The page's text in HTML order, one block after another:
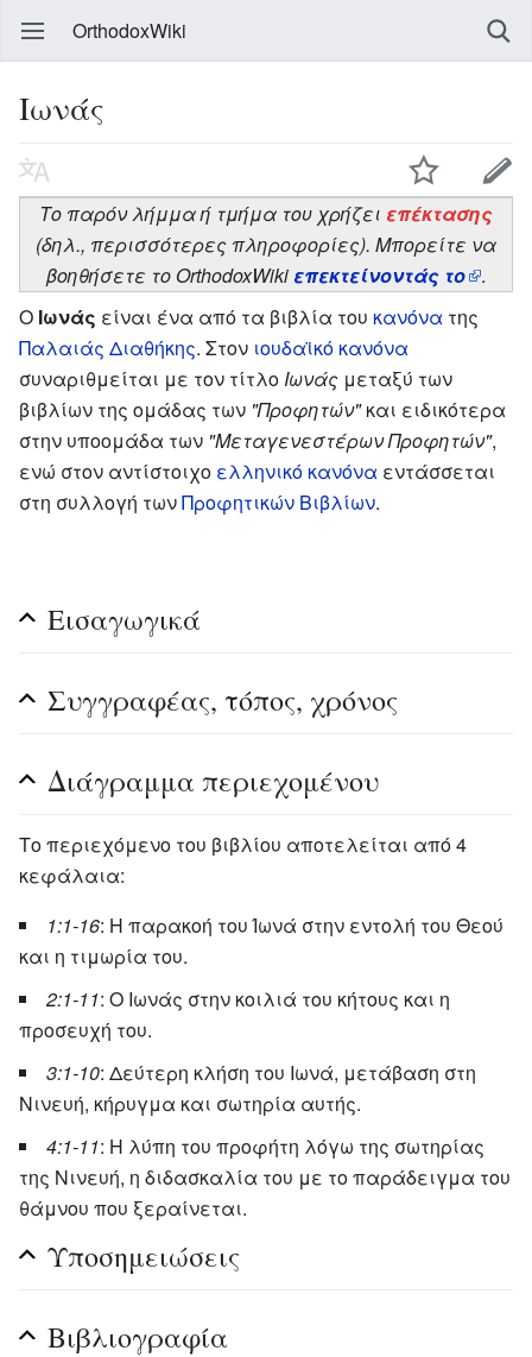
OrthodoxWiki
Ιωνάς
Το παρόν λήμμα ή τμήμα του χρήζει επέκτασης
(δηλ., περισσότερες πληροφορίες). Μπορείτε να
βοηθήσετε το OrthodoxWiki επεκτείνοντάς το
.
Ο Ιωνάς είναι ένα από τα βιβλία του κανόνα της
Παλαιάς Διαθήκης. Στον ιουδαϊκό κανόνα
συναριθμείται με τον τίτλο Ιωνάς μεταξύ των
βιβλίων της ομάδας των "Προφητών"και ειδικότερα
στην υποομάδα των "Μεταγενεστέρων Προφητών",
ενώ στον αντίστοιχο ελληνικό κανόνα εντάσσεται
στη συλλογή τωνΠροφητικών Βιβλίων.
Εισαγωγικά
Συγγραφέας, τόπος, χρόνος
Διάγραμμα περιεχομένου
Το περιεχόμενο του βιβλίου αποτελείται από 4
κεφάλαια:
1:1-16: Η παρακοή του Ίωνά στην εντολή του Θεού
και η τιμωρία του.
2:1-11: Ο Ιωνάς στην κοιλιά του κήτους και η
προσευχή του.
3:1-10: Δεύτερη κλήση του Ιωνά, μετάβαση στη
Νινευή, κήρυγμα και σωτηρία αυτής.
4:1-11: Η λύπη του προφήτη λόγω της σωτηρίας
της Νινευή, η διδασκαλία του με το παράδειγμα του
θάμνου που ξεραίνεται.
Υποσημειώσεις
Βιβλιογραφία